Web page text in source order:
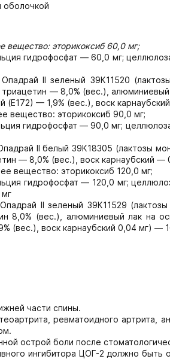
оболочкой
вещество: эторикоксиб 60,0 мг;
гидрофосфат — 60,0 мг;
Опадрай II зеленый 39К11520
— 8,0% (вес.),
(Е172) — 1,9% (вес.), воск
вещество: эторикоксиб 90,0 мг;
гидрофосфат — 90,0 мг;
II белый 39К18305 (лактозы
— 8,0% (вес.), воск карнаубский —
вещество: эторикоксиб 120,0 мг;
гидрофосфат — 120,0 мг;
II зеленый 39К11529 (лактозы
8,0% (вес.), алюминиевый лак на
(вес.), воск карнаубский 0,04 мг) —
части спины.
ревматоидного артрита,
острой боли после
ингибитора ЦОГ-2 должно